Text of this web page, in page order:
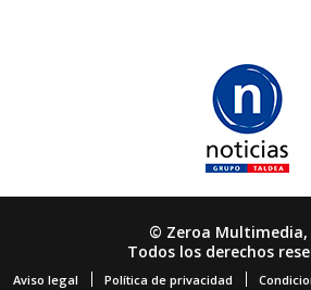
© Zeroa Multimedia,
Todos los derechos
Aviso legal Política de privacidad